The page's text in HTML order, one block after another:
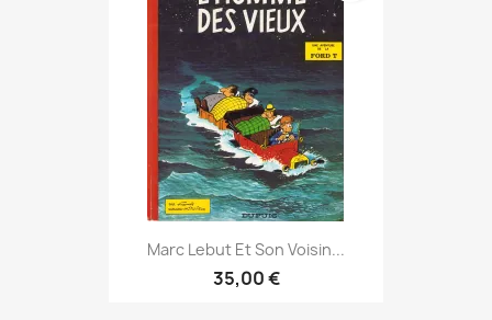
Marc Lebut Et Son Voisin...
35,00 €